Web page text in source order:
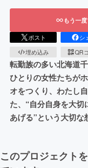
もう一
ポスト シ
埋め込み
QR
転勤族の多い北海道
ひとりの女性たちが
オをつくり、わたし
た、“自分自身を大切
あげる”という大切な
このプロジェクト